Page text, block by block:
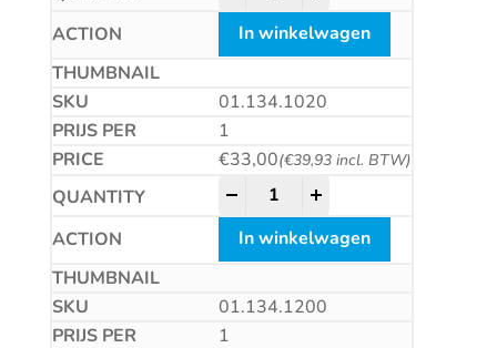
In winkelwagen
01.134.1020
1
€33,00(€39,93incl. BTW)
HM plaatwerkboor,
In winkelwagen
01.134.1200
1